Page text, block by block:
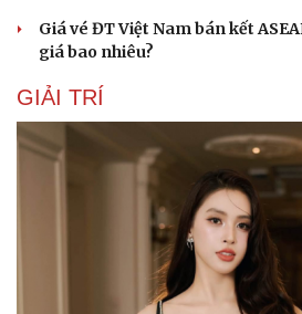
Dinh dưỡng - món ngon
Đời
Nhà
Giá vé ĐT Việt Nam bán kết
giá bao nhiêu?
GIẢI TRÍ